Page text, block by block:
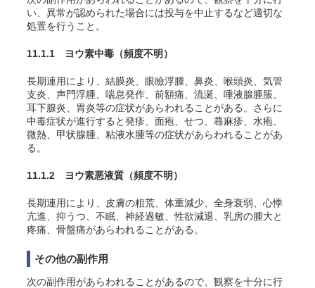
い、異常が認められた場合には投与を中止するなど適切な
処置を行うこと。
11.1.1 ヨウ素中毒 （頻度不明）
長期連用により、結膜炎、眼瞼浮腫、鼻炎、喉頭炎、気管
支炎、声門浮腫、喘息発作、前額痛、流涎、唾液腺腫脹、
耳下腺炎、胃炎等の症状があらわれることがある。さらに
中毒症状が進行すると発疹、面疱、せつ、蕁麻疹、水疱、
微熱、甲状腺腫、粘液水腫等の症状があらわれることがあ
る。
11.1.2 ヨウ素悪液質 （頻度不明）
長期連用により、皮膚の粗荒、体重減少、全身衰弱、心悸
亢進、抑うつ、不眠、神経過敏、性欲減退、乳房の腫大と
疼痛、骨盤痛があらわれることがある。
その他の副作用
次の副作用があらわれることがあるので、観察を十分に行